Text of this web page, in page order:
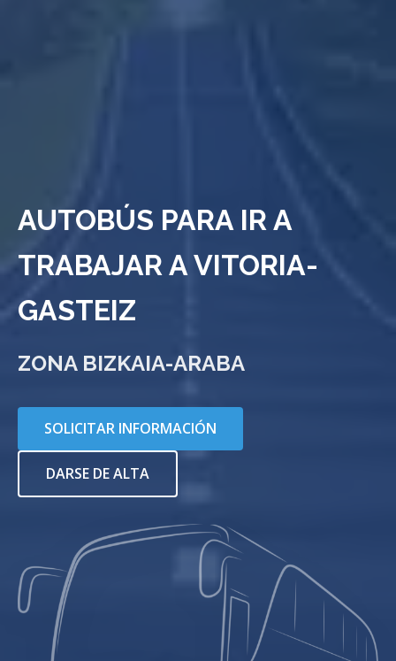
AUTOBÚS PARA IR A
TRABAJAR A VITORIA-
GASTEIZ
ZONA BIZKAIA-ARABA
SOLICITAR INFORMACIÓN
DARSE DE ALTA